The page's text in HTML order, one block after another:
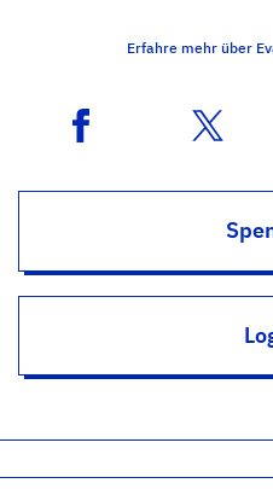
Erfahre mehr über